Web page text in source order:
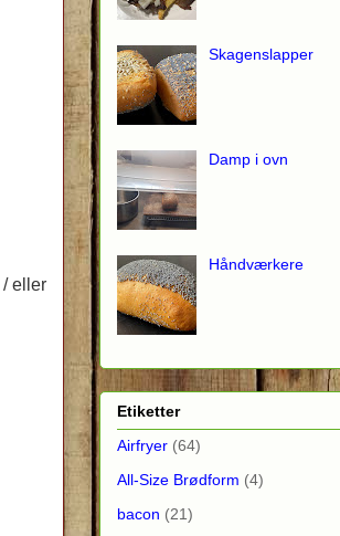
/ eller
Skagenslapper
Damp i ovn
Håndværkere
Etiketter
Airfryer (64)
All-Size Brødform (4)
bacon (21)